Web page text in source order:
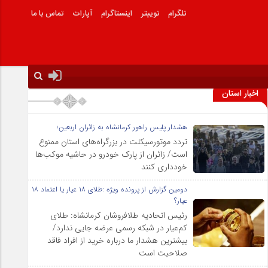
تلگرام توییتر اینستاگرام آپارات تماس با ما
اخبار استان
هشدار پلیس راهور کرمانشاه به زائران اربعین؛
تردد موتورسیکلت در بزرگراه‌های استان ممنوع
است/ زائران از پارک خودرو در حاشیه موکب‌ها
خودداری کنند
دومین گزارش از پرونده ویژه :طلای ۱۸ عیار یا اعتماد ۱۸
عیار؟
رئیس اتحادیه طلافروشان کرمانشاه: طلای
کم‌عیار در شبکه رسمی عرضه جایی ندارد/
بیشترین هشدار ما درباره خرید از افراد فاقد
صلاحیت است